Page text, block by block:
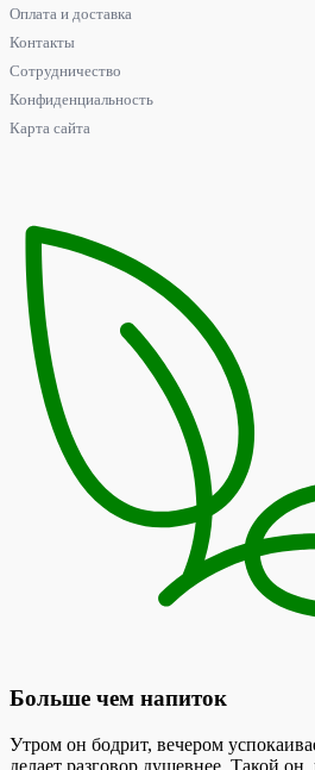
Оплата и доставка
Контакты
Сотрудничество
Конфиденциальность
Карта сайта
Больше чем напиток
Утром он бодрит, вечером
делает разговор душевнее. Такой